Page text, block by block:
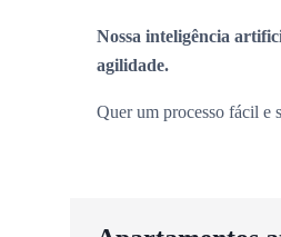
Nossa inteligência
agilidade.
Quer um processo fácil e